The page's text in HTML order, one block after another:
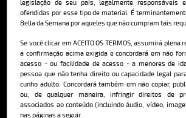
legislação de seu país, legalmente responsáveis
ofendidas por esse tipo de material. É
Bella da Semana por aqueles que não cumpram tais
Se você clicar em ACEITO OS TERMOS, assumirá
a confirmação acima exigida e concordará em não
acesso - ou facilidade de acesso - a menores de
pessoa que não tenha direito ou capacidade legal
cunho adulto. Concordará também em não copiar,
ou, de qualquer maneira, infringir direitos de
associados ao conteúdo (incluindo áudio, vídeo,
nas páginas a seguir.
Cadastre-se e receba
deliciosa newsletter